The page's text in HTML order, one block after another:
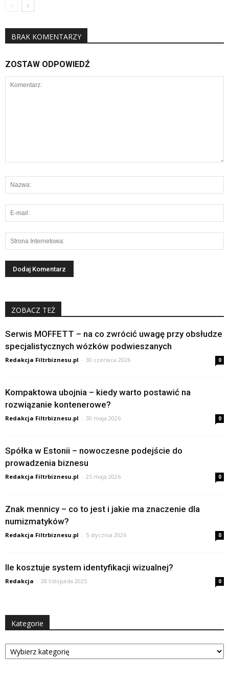
BRAK KOMENTARZY
ZOSTAW ODPOWIEDŹ
ZOBACZ TEŻ
Serwis MOFFETT – na co zwrócić uwagę przy obsłudze
specjalistycznych wózków podwieszanych
Redakcja Filtrbiznesu.pl - 30 czerwca 2026 0
Kompaktowa ubojnia – kiedy warto postawić na
rozwiązanie kontenerowe?
Redakcja Filtrbiznesu.pl - 30 maja 2026 0
Spółka w Estonii – nowoczesne podejście do
prowadzenia biznesu
Redakcja Filtrbiznesu.pl - 25 maja 2026 0
Znak mennicy – co to jest i jakie ma znaczenie dla
numizmatyków?
Redakcja Filtrbiznesu.pl - 5 stycznia 2026 0
Ile kosztuje system identyfikacji wizualnej?
Redakcja - 28 listopada 2025 0
Kategorie
Kategorie